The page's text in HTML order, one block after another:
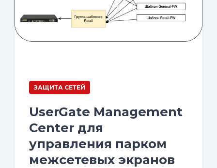
ЗАЩИТА СЕТЕЙ
UserGate Management
Center для
управления парком
межсетевых экранов